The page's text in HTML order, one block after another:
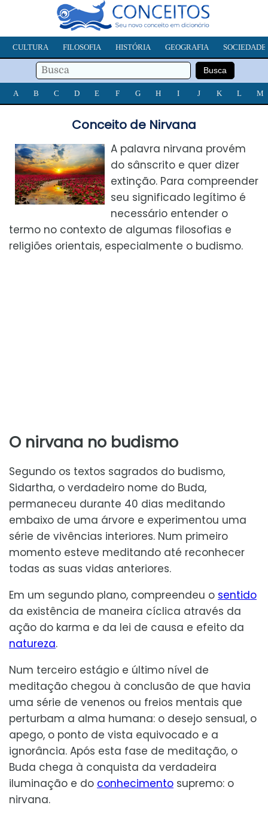
CULTURA FILOSOFIA HISTÓRIA GEOGRAFIA SOCIEDADE
A B C D E F G H I J K L M
Conceito de Nirvana
A palavra nirvana provém
do sânscrito e quer dizer
extinção. Para compreender
seu significado legítimo é
necessário entender o
termo no contexto de algumas filosofias e
religiões orientais, especialmente o budismo.
O nirvana no budismo
Segundo os textos sagrados do budismo,
Sidartha, o verdadeiro nome do Buda,
permaneceu durante 40 dias meditando
embaixo de uma árvore e experimentou uma
série de vivências interiores. Num primeiro
momento esteve meditando até reconhecer
todas as suas vidas anteriores.
Em um segundo plano, compreendeu o sentido
da existência de maneira cíclica através da
ação do karma e da lei de causa e efeito da
natureza.
Num terceiro estágio e último nível de
meditação chegou à conclusão de que havia
uma série de venenos ou freios mentais que
perturbam a alma humana: o desejo sensual, o
apego, o ponto de vista equivocado e a
ignorância. Após esta fase de meditação, o
Buda chega à conquista da verdadeira
iluminação e do conhecimento supremo: o
nirvana.